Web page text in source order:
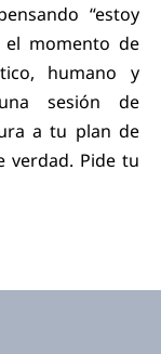
“estoy
momento de
humano y
sesión de
a tu plan de
verdad. Pide tu